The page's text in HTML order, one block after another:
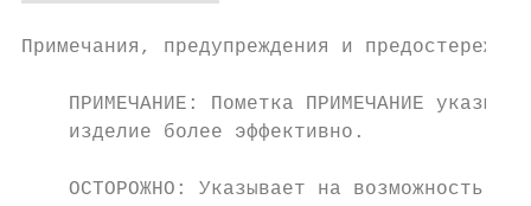
Примечания, предупреждения и
ПРИМЕЧАНИЕ: Пометка ПРИМЕЧАНИЕ
    изделие более эффективно.
ОСТОРОЖНО: Указывает на возможность